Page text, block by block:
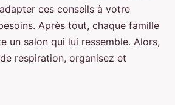
ces conseils à votre
Après tout, chaque famille
un salon qui lui ressemble. Alors,
respiration, organisez et